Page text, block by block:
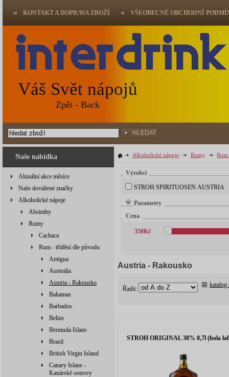
Naše nabídka
Aktuální akce měsíce
Naše dovážené značky
Alkoholické nápoje
Absinthy
Rumy
Cachaca
Rum - třídění dle původu
Antigua
Australia
Austria - Rakousko
Bahamas
Barbados
Belize
Bermuda Islans
Brasil
British Virgin Island
Canary Islans -
Kanárské ostrovy
Alkoholické nápoje Rumy
Výrobci
STROH SPIRITUOSEN AUSTRIA
Parametry
Cena
350Kč
Austria - Rakousko
Řadit:
katalog
STROH ORIGINAL 38% 0,7l (hola
KONTAKT A DOPRAVA ZBOŽÍ VŠEOBECNÉ OBCHODNÍ
Váš Svět nápojů
Zpět - Back
HLEDAT